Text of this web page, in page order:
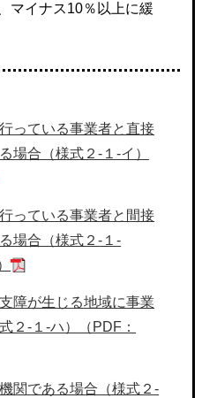
マイナス10％以上に緩
っている事業者と直接
場合（様式２-１-イ）
っている事業者と間接
場合（様式２-１-
障が生じる地域に事業
２-１-ハ）（PDF：
関である場合（様式２-